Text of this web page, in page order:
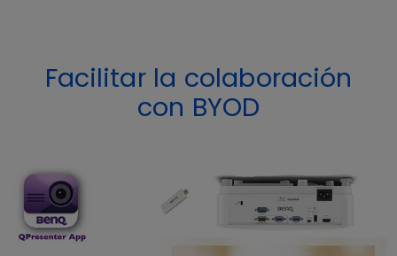
Facilitar la colaboración
con BYOD